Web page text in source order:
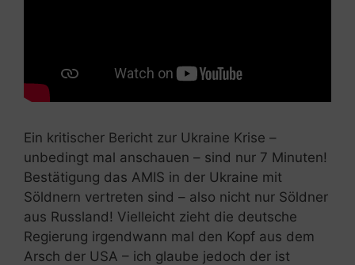
Ein kritischer Bericht zur Ukraine Krise –
unbedingt mal anschauen – sind nur 7 Minuten!
Bestätigung das AMIS in der Ukraine mit
Söldnern vertreten sind – also nicht nur Söldner
aus Russland! Vielleicht zieht die deutsche
Regierung irgendwann mal den Kopf aus dem
Arsch der USA – ich glaube jedoch der ist